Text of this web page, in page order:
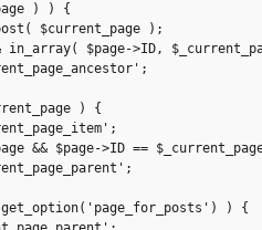
) ) {
$current_page );
in_array( $page->ID,
) {
&& $page->ID ==
) {